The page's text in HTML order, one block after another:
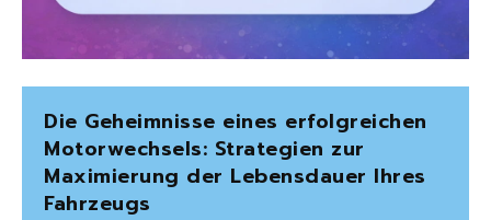
Die Geheimnisse eines erfolgreichen
Motorwechsels: Strategien zur
Maximierung der Lebensdauer Ihres
Fahrzeugs